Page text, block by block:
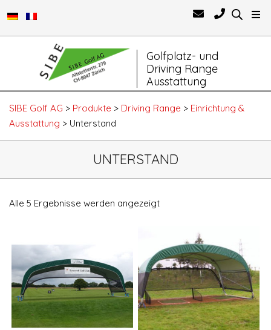
Golfplatz- und
Driving Range
Ausstattung
Navigation
SIBE Golf AG > Produkte > Driving Range > Einrichtung &
Ausstattung > Unterstand
UNTERSTAND
Alle 5 Ergebnisse werden angezeigt